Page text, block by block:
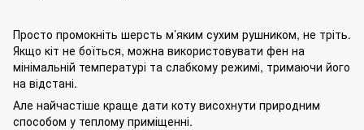
Просто промокніть шерсть м’яким сухим рушником, не тріть.
Якщо кіт не боїться, можна використовувати фен на
мінімальній температурі та слабкому режимі, тримаючи його
на відстані.
Але найчастіше краще дати коту висохнути природним
способом у теплому приміщенні.